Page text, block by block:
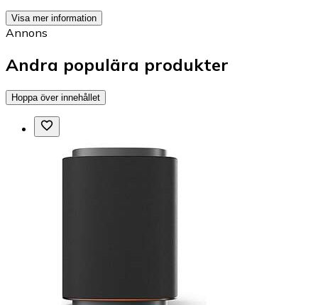
Visa mer information
Annons
Andra populära produkter
Hoppa över innehållet